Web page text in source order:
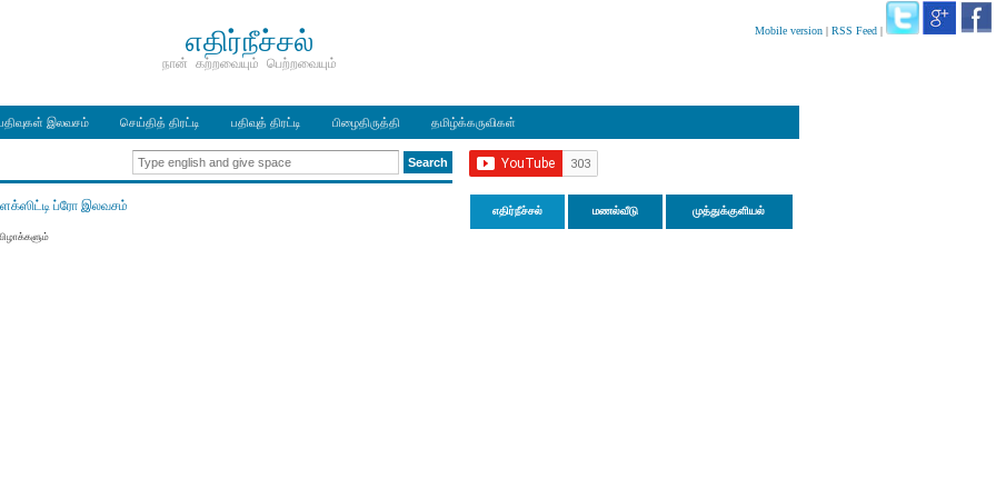
Mobile version | RSS Feed |
எதிர்நீச்சல்
நான் கற்றவையும் பெற்றவையும்
இலவசம் செய்தித் திரட்டி பதிவுத் திரட்டி பிழைதிருத்தி தமிழ்க்கருவிகள்
எதிர்நீச்சல் மணல்வீடு முத்துக்குளியல்